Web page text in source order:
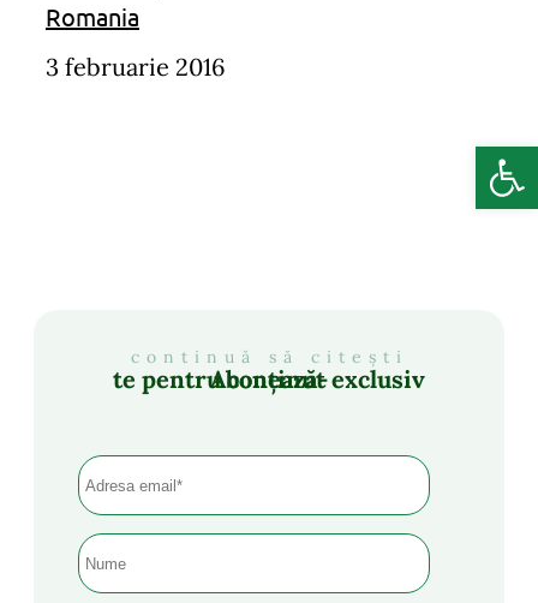
Romania
3 februarie 2016
continuă să citești
Abonează-te pentru conținut exclusiv